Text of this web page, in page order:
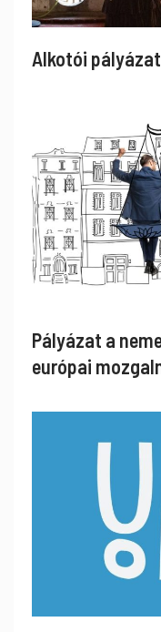
Alkotói
Pályázat a
európai